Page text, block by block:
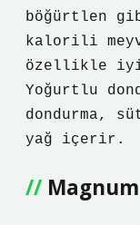
böğürtlen
kalorili
özellikle
Yoğurtlu
dondurma,
yağ içerir.